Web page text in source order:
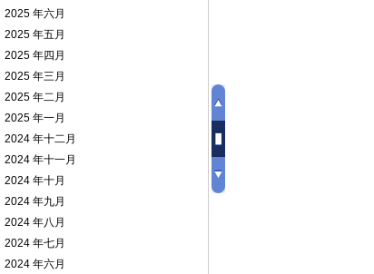
2025 年六月
2025 年五月
2025 年四月
2025 年三月
2025 年二月
2025 年一月
2024 年十二月
2024 年十一月
2024 年十月
2024 年九月
2024 年八月
2024 年七月
2024 年六月